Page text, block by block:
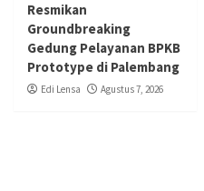
Resmikan
Groundbreaking
Gedung Pelayanan BPKB
Prototype di Palembang
Edi Lensa Agustus 7, 2026